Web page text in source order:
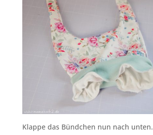
Klappe das Bündchen nun nach unten.